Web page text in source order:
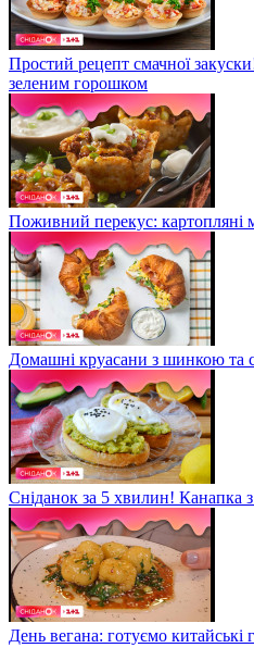
Простий рецепт смачної
зеленим горошком
Поживний перекус: картопляні
Домашні круасани з шинкою та
Сніданок за 5 хвилин! Канапка
День вегана: готуємо китайські